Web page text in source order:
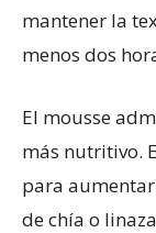
mantener la
menos dos
El mousse
más nutritivo.
para
de chía o